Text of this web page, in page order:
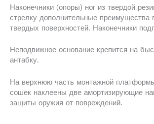
Наконечники (опоры) ног из твердой
стрелку дополнительные преимущества
твердых поверхностей. Наконечники
Неподвижное основание крепится на
антабку.
На верхнюю часть монтажной
сошек наклеены две амортизирующие
защиты оружия от повреждений.